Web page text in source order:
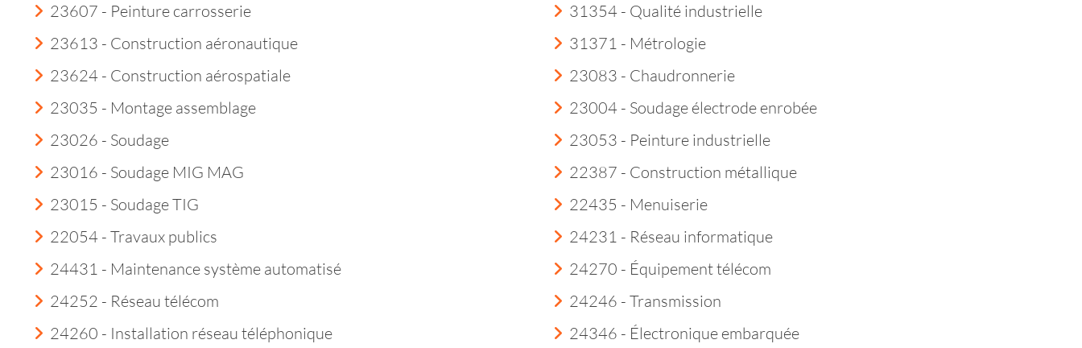
23607 - Peinture carrosserie
23613 - Construction aéronautique
23624 - Construction aérospatiale
31354 - Qualité industrielle
31371 - Métrologie
23083 - Chaudronnerie
23035 - Montage assemblage
23026 - Soudage
23016 - Soudage MIG MAG
23015 - Soudage TIG
23004 - Soudage électrode enrobée
23053 - Peinture industrielle
22387 - Construction métallique
22435 - Menuiserie
22054 - Travaux publics
24431 - Maintenance système automatisé
24252 - Réseau télécom
24260 - Installation réseau téléphonique
24231 - Réseau informatique
24270 - Équipement télécom
24246 - Transmission
24346 - Électronique embarquée